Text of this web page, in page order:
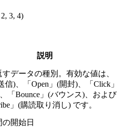
3, 4)
説明
データの種別。有効な値は、
信)、「Open」(開封)、「Click」
「Bounce」(バウンス)、および
」(購読取り消し) です。
開始日